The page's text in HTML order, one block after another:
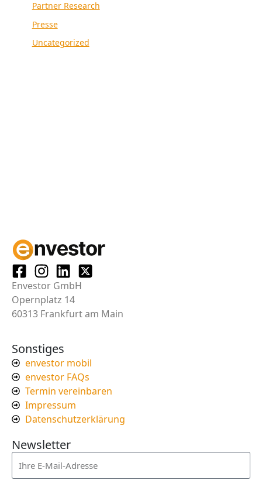
Partner Research
Presse
Uncategorized
Envestor GmbH
Opernplatz 14
60313 Frankfurt am Main
Sonstiges
envestor mobil
envestor FAQs
Termin vereinbaren
Impressum
Datenschutzerklärung
Newsletter